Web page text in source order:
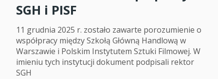
SGH i PISF
11 grudnia 2025 r. zostało zawarte porozumienie o
współpracy między Szkołą Główną Handlową w
Warszawie i Polskim Instytutem Sztuki Filmowej. W
imieniu tych instytucji dokument podpisali rektor
SGH